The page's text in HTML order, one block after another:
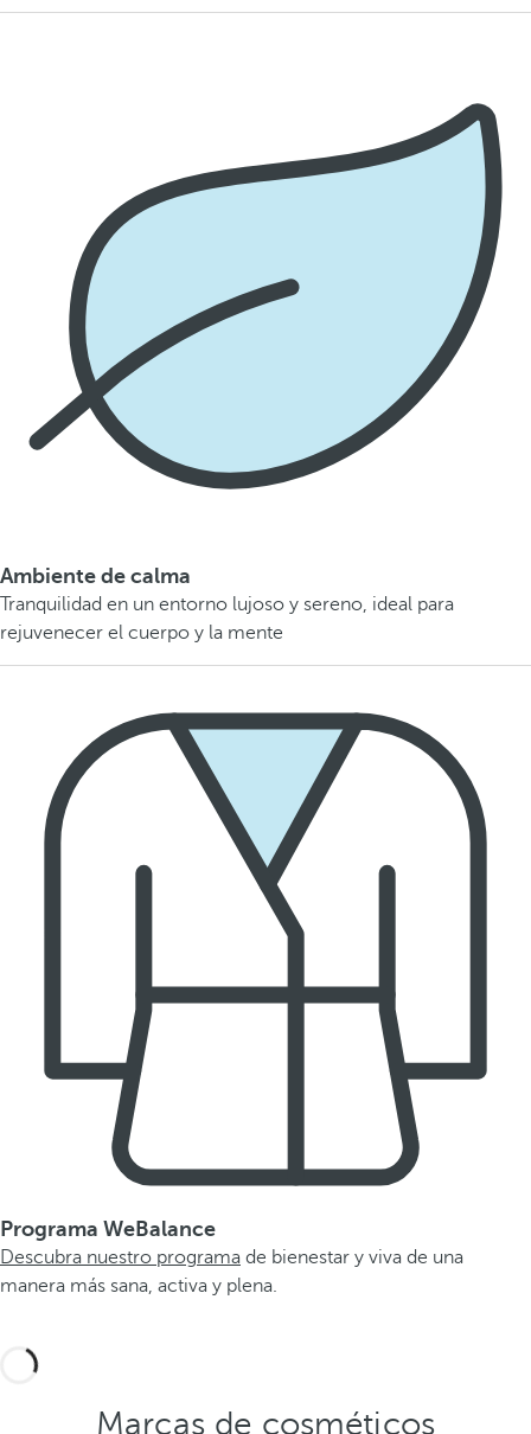
Ambiente de calma
Tranquilidad en un entorno lujoso y sereno, ideal para
rejuvenecer el cuerpo y la mente
Programa WeBalance
Descubra nuestro programa de bienestar y viva de una
manera más sana, activa y plena.
Marcas de cosméticos